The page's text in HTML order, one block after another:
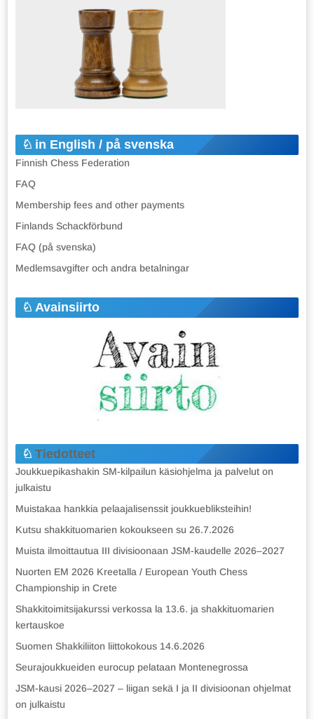
in English / på svenska
Finnish Chess Federation
FAQ
Membership fees and other payments
Finlands Schackförbund
FAQ (på svenska)
Medlemsavgifter och andra betalningar
Avainsiirto
Tiedotteet
Joukkuepikashakin SM-kilpailun käsiohjelma ja palvelut on
julkaistu
Muistakaa hankkia pelaajalisenssit joukkuebliksteihin!
Kutsu shakkituomarien kokoukseen su 26.7.2026
Muista ilmoittautua III divisioonaan JSM-kaudelle 2026–2027
Nuorten EM 2026 Kreetalla / European Youth Chess
Championship in Crete
Shakkitoimitsijakurssi verkossa la 13.6. ja shakkituomarien
kertauskoe
Suomen Shakkiliiton liittokokous 14.6.2026
Seurajoukkueiden eurocup pelataan Montenegrossa
JSM-kausi 2026–2027 – liigan sekä I ja II divisioonan ohjelmat
on julkaistu